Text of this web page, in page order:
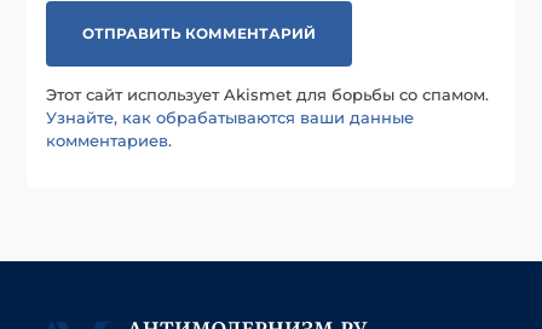
Этот сайт использует Akismet для борьбы со спамом.
Узнайте, как обрабатываются ваши данные
комментариев.